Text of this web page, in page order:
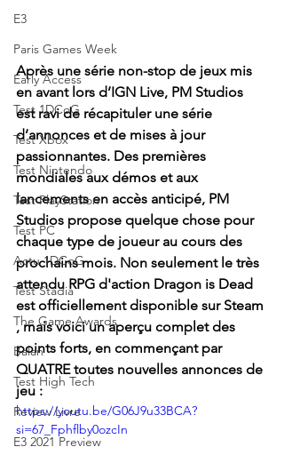
E3
Paris Games Week
Early Access
Test 1DCoG
Test Xbox
Test Nintendo
Test PlayStation
Test PC
Actu 1DCoG
Test Stadia
The Game Awards
Balan
Test High Tech
Review Livre
E3 2021 Preview
Après une série non-stop de jeux mis
en avant lors d’IGN Live, PM Studios
est ravi de récapituler une série
d’annonces et de mises à jour
passionnantes. Des premières
mondiales aux démos et aux
lancements en accès anticipé, PM
Studios propose quelque chose pour
chaque type de joueur au cours des
prochains mois. Non seulement le très
attendu RPG d'action Dragon is Dead
est officiellement disponible sur Steam
, mais voici un aperçu complet des
points forts, en commençant par
QUATRE toutes nouvelles annonces de
jeu :
https://youtu.be/G06J9u33BCA?
si=67_Fphflby0ozcIn